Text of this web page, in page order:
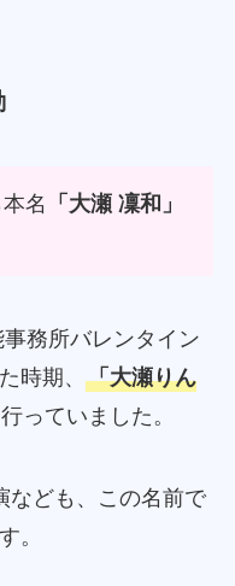
名
「大瀬 凜和」
務所バレンタイン
時期、
「大瀬りん
っていました。
なども、この名前で
。